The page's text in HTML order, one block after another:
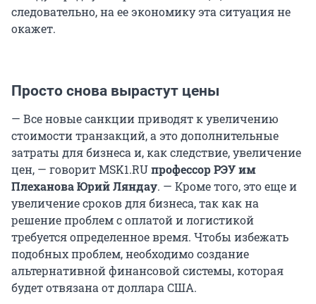
следовательно, на ее экономику эта ситуация не
окажет.
Просто снова вырастут цены
— Все новые санкции приводят к увеличению
стоимости транзакций, а это дополнительные
затраты для бизнеса и, как следствие, увеличение
цен, — говорит MSK1.RUпрофессор РЭУ им
Плеханова Юрий Ляндау. — Кроме того, это еще и
увеличение сроков для бизнеса, так как на
решение проблем с оплатой и логистикой
требуется определенное время. Чтобы избежать
подобных проблем, необходимо создание
альтернативной финансовой системы, которая
будет отвязана от доллара США.